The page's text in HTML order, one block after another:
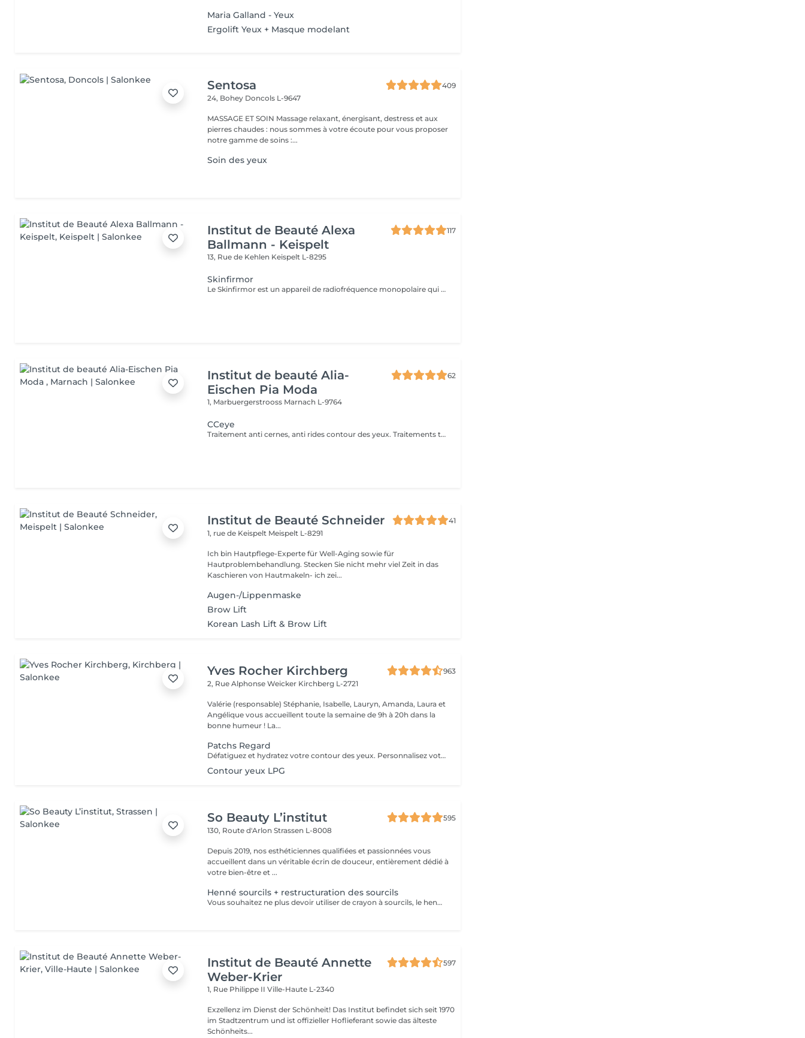
Maria Galland - Yeux
Ergolift Yeux + Masque modelant
Sentosa
409
24, Bohey Doncols L-9647
MASSAGE ET SOIN Massage relaxant, énergisant, destress et aux
pierres chaudes : nous sommes à votre écoute pour vous proposer
notre gamme de soins :...
Soin des yeux
Institut de Beauté Alexa
Ballmann - Keispelt
117
13, Rue de Kehlen Keispelt L-8295
Skinfirmor
Le Skinfirmor est un appareil de radiofréquence monopolaire qui travail sur des rides locaux comme les yeux, la bouche et le frong
Institut de beauté Alia-
Eischen Pia Moda
62
1, Marbuergerstrooss Marnach L-9764
CCeye
Traitement anti cernes, anti rides contour des yeux. Traitements tâches brunes.
Institut de Beauté Schneider
41
1, rue de Keispelt Meispelt L-8291
Ich bin Hautpflege-Experte für Well-Aging sowie für
Hautproblembehandlung. Stecken Sie nicht mehr viel Zeit in das
Kaschieren von Hautmakeln- ich zei...
Augen-/Lippenmaske
Brow Lift
Korean Lash Lift & Brow Lift
Yves Rocher Kirchberg
963
2, Rue Alphonse Weicker Kirchberg L-2721
Valérie (responsable) Stéphanie, Isabelle, Lauryn, Amanda, Laura et
Angélique vous accueillent toute la semaine de 9h à 20h dans la
bonne humeur ! La...
Patchs Regard
Défatiguez et hydratez votre contour des yeux. Personnalisez votre soin visage nettoyant ou essentiel en bénéficiant pendant votre masque de patchs formulés spécialement pour défatiguer et hydrater le contour des yeux.
Contour yeux LPG
So Beauty L’institut
595
130, Route d'ArlonStrassen L-8008
Depuis 2019, nos esthéticiennes qualifiées et passionnées vous
accueillent dans un véritable écrin de douceur, entièrement dédié à
votre bien-être et ...
Henné sourcils + restructuration des sourcils
Vous souhaitez ne plus devoir utiliser de crayon à sourcils, le henné est ce qu'il vous faut. Il s'agit d'une teinture végétale qui va colorer la peau pendant 2 semaines et teinter les sourcils pendant au moins 6 semaines. Vous obtiendrez ainsi des sourcils parfaitement redessinés de façon plus durable. Le henné peut également être la solution pour raviver un microblading entre deux retouches, ceci vous permettra de tenir un peu plus longtemps avant de refaire le microblading. Restructuration complète des sourcils compris dans la prestation.
Institut de Beauté Annette
Weber-Krier
597
1, Rue Philippe IIVille-Haute L-2340
Exzellenz im Dienst der Schönheit! Das Institut befindet sich seit 1970
im Stadtzentrum und ist offizieller Hoflieferant sowie das älteste
Schönheits...